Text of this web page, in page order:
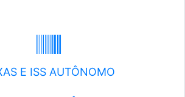
E ISS AUTÔNOMO